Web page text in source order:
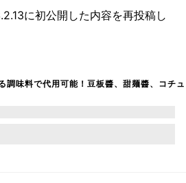
に初公開した内容を再投稿し
調味料で代用可能！豆板醬、甜麺醬、コチ